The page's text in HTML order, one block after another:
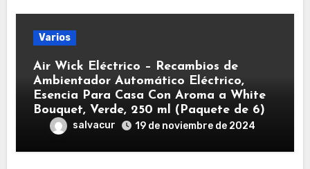
Varios
Air Wick Eléctrico – Recambios de
Ambientador Automático Eléctrico,
Esencia Para Casa Con Aroma a White
Bouquet, Verde, 250 ml (Paquete de 6)
salvacur 19 de noviembre de 2024